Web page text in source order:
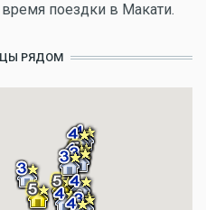
поездки в Макати.
РЯДОМ